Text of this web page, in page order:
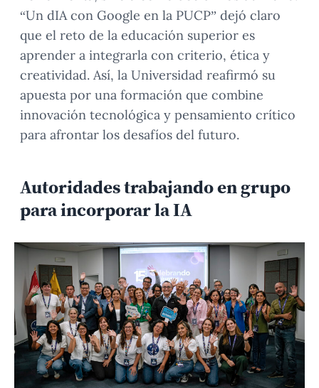
“Un dIA con Google en la PUCP” dejó claro
que el reto de la educación superior es
aprender a integrarla con criterio, ética y
creatividad. Así, la Universidad reafirmó su
apuesta por una formación que combine
innovación tecnológica y pensamiento crítico
para afrontar los desafíos del futuro.
Autoridades trabajando en grupo
para incorporar la IA